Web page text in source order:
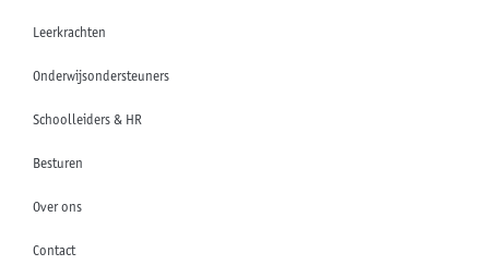
Leerkrachten
Onderwijsondersteuners
Schoolleiders & HR
Besturen
Over ons
Contact